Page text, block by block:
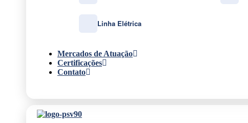
Linha Elétrica
Mercados de Atuação
Certificações
Contato